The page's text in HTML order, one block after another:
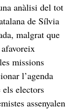
anàlisi del tot
de Sílvia
malgrat que
missions
l’agenda
electors
assenyalen